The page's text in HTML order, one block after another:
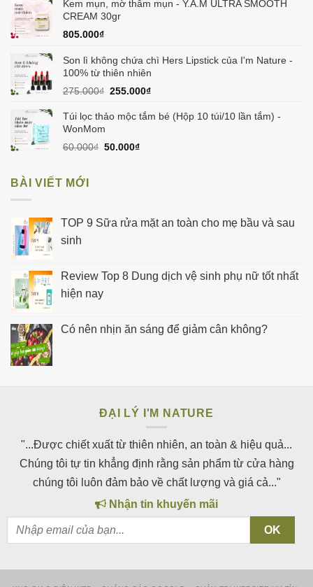
Kem mụn, mờ thâm mụn - Y.A.M ULTRA SMOOTH
CREAM 30gr
805.000₫
Son lì không chứa chì Hers Lipstick của I'm Nature -
100% từ thiên nhiên
275.000₫ Giá
là:
255.000₫Giá
tại
Túi lọc thảo mộc tắm bé (Hộp 10 túi/10 lần tắm) -
WonMom
60.000₫ Giá
50.000₫Giá
BÀI VIẾT MỚI
TOP 9 Sữa rửa mặt an toàn cho mẹ bầu và sau
sinh
Review Top 8 Dung dịch vệ sinh phụ nữ tốt nhất
hiện nay
Có nên nhịn ăn sáng để giảm cân không?
ĐẠI LÝ I'M NATURE
"...Được chiết xuất từ thiên nhiên, an toàn & hiệu quả...
Chúng tôi tự tin khẳng định rằng sản phẩm từ cửa hàng
chúng tôi luôn đảm bảo về chất lượng và giá cả..."
Nhận tin khuyến mãi